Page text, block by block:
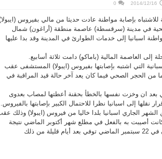
2014/12/16
0
للاشتباه بإصابة مواطنة عادت حديثا من مالي بفيروس
في مدينة (سرقسطة) عاصمة منطقة (أراغون) شمال
اسبانيا إلى خدمات الطوارئ في المدينة وقد بدا عليها
العاصمة المالية (باماكو) دامت ثلاثة أسابيع.
التي اشتبه بإصابتها بفيروس (ايبولا) المستشفى عقب
من خلوها التام من أعراض المرض بعد 21 يوما من الحجر الصحي فيما كان يعد آخر حالة قيد المراقبة في
بعد ان وخزت نفسها بالخطأ بحقنة أعطتها لمصاب بعدوى
نقلها إلى اسبانيا نظرا للاحتمال الكبير بإصابتها بالفيروس.
الجاري اسبانيا بلدا خاليا من فيروس (ايبولا) وذلك
التي كانت أصيبت به بالفعل في مطلع شهر أكتوبر الماضي نتيجة
من ذلك